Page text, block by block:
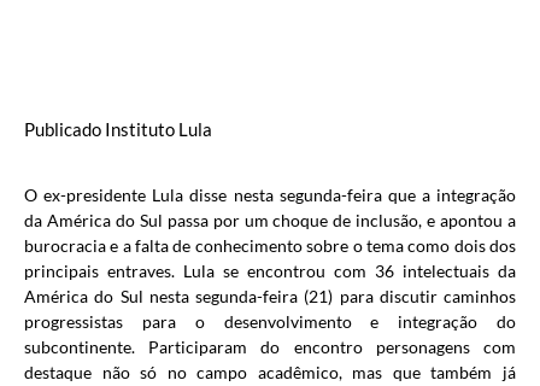
Publicado Instituto Lula
O ex-presidente Lula disse nesta segunda-feira que a integração
da América do Sul passa por um choque de inclusão, e apontou a
burocracia e a falta de conhecimento sobre o tema como dois dos
principais entraves. Lula se encontrou com 36 intelectuais da
América do Sul nesta segunda-feira (21) para discutir caminhos
progressistas para o desenvolvimento e integração do
subcontinente. Participaram do encontro personagens com
destaque não só no campo acadêmico, mas que também já